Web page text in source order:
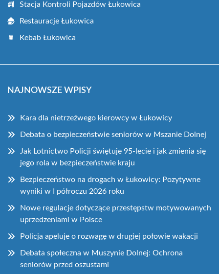
Stacja Kontroli Pojazdów Łukowica
Restauracje Łukowica
Kebab Łukowica
NAJNOWSZE WPISY
Kara dla nietrzeźwego kierowcy w Łukowicy
Debata o bezpieczeństwie seniorów w Mszanie Dolnej
Jak Lotnictwo Policji świętuje 95-lecie i jak zmienia się
jego rola w bezpieczeństwie kraju
Bezpieczeństwo na drogach w Łukowicy: Pozytywne
wyniki w I półroczu 2026 roku
Nowe regulacje dotyczące przestępstw motywowanych
uprzedzeniami w Polsce
Policja apeluje o rozwagę w drugiej połowie wakacji
Debata społeczna w Muszynie Dolnej: Ochrona
seniorów przed oszustami